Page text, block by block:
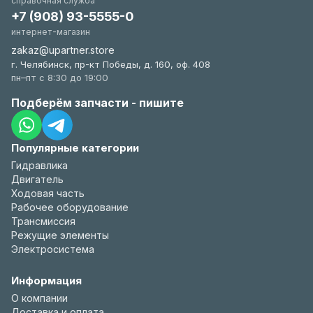
Популярные категории
Гидравлика
Двигатель
Ходовая часть
Рабочее оборудование
Трансмиссия
Режущие элементы
Электросистема
Информация
О компании
+7 (908) 93-5555-0
интернет-магазин
zakaz@upartner.store
г. Челябинск, пр-кт Победы, д. 160, оф. 408
пн–пт с 8:30 до 19:00
Подберём запчасти - пишите